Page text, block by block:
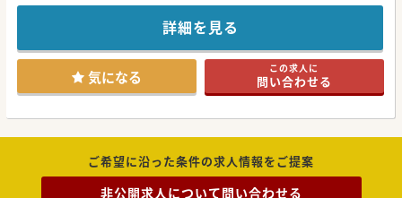
訪問診療をメインに診療いただける医師を募集しておりま
高齢者の慢性疾患、終末期を幅広く診療することができ経験
を積むことが可能な環境です。
勤務条件はご経験やスキルに応じて変動しますのでぜひお気
軽にご相談ください。
#秋入職可
詳細を見る
気になる この求人に
問い合わせる
ご希望に沿った条件の求人情報をご提案
非公開求人について問い合わせる